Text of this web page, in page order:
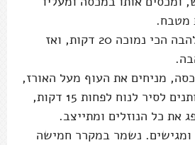
מטבח.
מבשלים על הלהבה הכי נמוכה 20 דקות, ואז
מניחים את העוף מעל האורז,
סוגרים שוב ונותנים לסיר לנוח לפחות 15 דקות,
את כל הנוזלים ומתייצב.
נשמר במקרר חמישה